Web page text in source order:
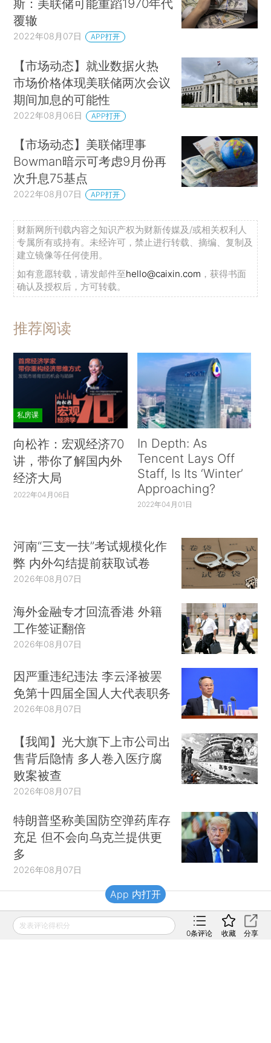
斯：美联储可能重蹈1970年代
覆辙
2022年08月07日 APP打开
【市场动态】就业数据火热
市场价格体现美联储两次会议
期间加息的可能性
2022年08月06日 APP打开
【市场动态】美联储理事
Bowman暗示可考虑9月份再
次升息75基点
2022年08月07日 APP打开
财新网所刊载内容之知识产权为财新传媒及/或相关权利人
专属所有或持有。未经许可，禁止进行转载、摘编、复制及
建立镜像等任何使用。
如有意愿转载，请发邮件至hello@caixin.com ，获得书面
确认及授权后，方可转载。
推荐阅读
私房课
向松祚：宏观经济70
讲，带你了解国内外
经济大局
2022年04月06日
In Depth: As
Tencent Lays Off
Staff, Is Its ‘Winter’
Approaching?
2022年04月01日
河南“三支一扶”考试规模化作
弊 内外勾结提前获取试卷
2026年08月07日
海外金融专才回流香港 外籍
工作签证翻倍
2026年08月07日
因严重违纪违法 李云泽被罢
免第十四届全国人大代表职务
2026年08月07日
【我闻】光大旗下上市公司出
售背后隐情 多人卷入医疗腐
败案被查
2026年08月07日
特朗普坚称美国防空弹药库存
充足 但不会向乌克兰提供更
多
2026年08月07日
财新移动
发表评论得积分
0条评论 收藏 分享
App 内打开